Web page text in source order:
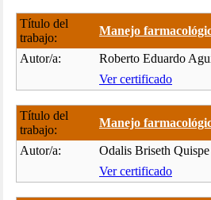
Título del
trabajo:
Manejo
Autor/a:
Roberto Eduardo
Ver certificado
Título del
trabajo:
Manejo
Autor/a:
Odalis Briseth
Ver certificado